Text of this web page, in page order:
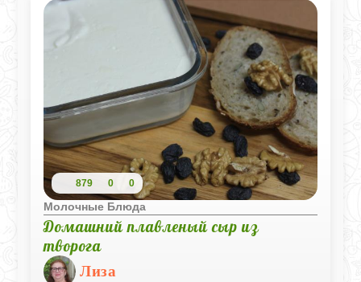
Это идеальный вариант для быстрого
перекуса или неспешного завтрака,
главное - хорошенько подсушить хлеб до
хруста. Рецепт работает как отличная
база, так что сюда смело можно
добавлять любые ваши любимые
специи.
879 0 0
Молочные Блюда
Домашний плавленый сыр из
творога
Лиза